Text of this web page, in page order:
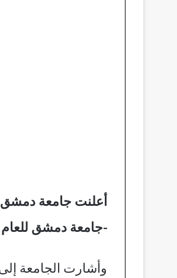
أعلنت جامعة دمشق
-جامعة دمشق للعام
وأشارت الجامعة